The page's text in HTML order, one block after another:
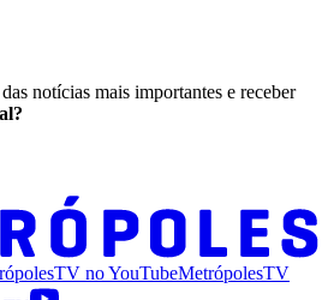
notícias mais importantes e receber
noYouTubeMetrópolesTV